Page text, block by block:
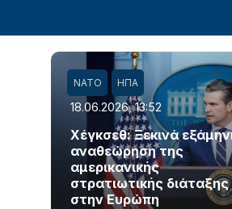
ΝΑΤΟ ΗΠΑ
18.06.2026, 13:52
Χέγκσεθ: Ξεκινά
αναθεώρηση της
αμερικανικής
στρατιωτικής διάταξης
στην Ευρώπη